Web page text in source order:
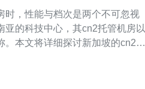
时，性能与档次是两个不可忽视
亚的科技中心，其cn2托管机房以
。本文将详细探讨新加坡的cn2托
cn2托管机房以其卓越的网络质